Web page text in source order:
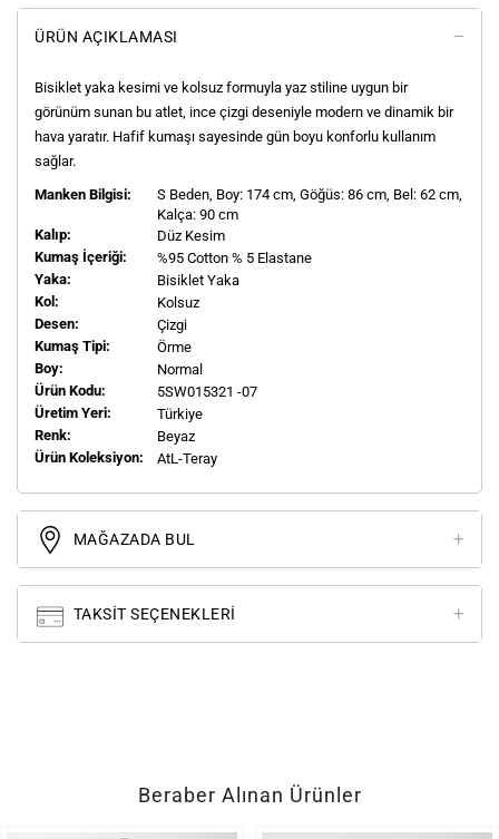
ÜRÜN AÇIKLAMASI
Bisiklet yaka kesimi ve kolsuz formuyla yaz stiline uygun bir
görünüm sunan bu atlet, ince çizgi deseniyle modern ve dinamik bir
hava yaratır. Hafif kumaşı sayesinde gün boyu konforlu kullanım
sağlar.
Manken Bilgisi:
S Beden, Boy: 174 cm, Göğüs: 86 cm, Bel: 62 cm,
Kalça: 90 cm
Kalıp:
Düz Kesim
Kumaş İçeriği:
%95 Cotton % 5 Elastane
Yaka:
Bisiklet Yaka
Kol:
Kolsuz
Desen:
Çizgi
Kumaş Tipi:
Örme
Boy:
Normal
Ürün Kodu:
5SW015321 -07
Üretim Yeri:
Türkiye
Renk:
Beyaz
Ürün Koleksiyon:
AtL-Teray
MAĞAZADA BUL
TAKSIT SEÇENEKLERI
Beraber Alınan Ürünler